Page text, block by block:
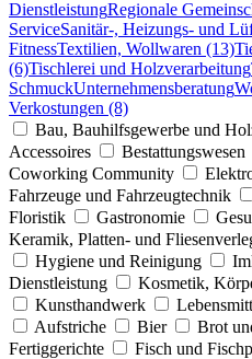
DienstleistungRegionale
ServiceSanitär-, Heizungs- und
FitnessTextilien, Wollwaren (13)
(6)Tischlerei und Holzverarbeitung
SchmuckUnternehmensberatung
Verkostungen (8)
Bau, Bauhilfsgewerbe und
Accessoires
Bestattungswesen
Coworking Community
Fahrzeuge und Fahrzeugtechnik
Floristik
Gastronomie
Keramik, Platten- und
Hygiene und Reinigung
Dienstleistung
Kosmetik,
Kunsthandwerk
Aufstriche
Bier Brot
Fertiggerichte
Fisch und